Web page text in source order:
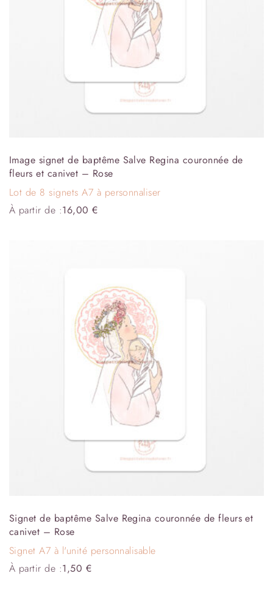
Image signet de baptême Salve Regina couronnée de
fleurs et canivet – Rose
Lot de 8 signets A7 à personnaliser
À partir de :16,00€
Signet de baptême Salve Regina couronnée de fleurs et
canivet – Rose
Signet A7 à l'unité personnalisable
À partir de :1,50 €